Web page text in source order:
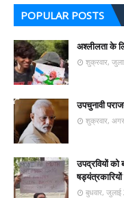
POPULAR POSTS
अश्लीलता के
शुक्रवार,
उपचुनावी
शुक्रवार,
उपद्रवियों
बुधवार,